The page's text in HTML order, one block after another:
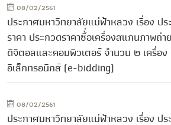
08/02/2561
ประกาศมหาวิทยาลัยแม่ฟ้าหลวง เรื่อง ป
ราคา ประกวดราคาซื้่อเครื่องสแกนภาพถ่
ดิจิตอลและคอมพิวเตอร์ จำนวน ๒ เครื่อง
อิเล็กทรอนิกส์ (e-bidding)
08/02/2561
ประกาศมหาวิทยาลัยแม่ฟ้าหลวง เรื่อง ป